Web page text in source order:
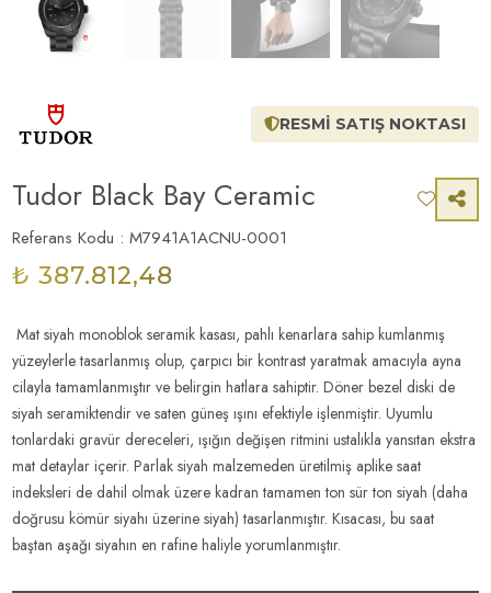
RESMİ SATIŞ NOKTASI
Tudor Black Bay Ceramic
Referans Kodu : M7941A1ACNU-0001
₺ 387.812,48
.Mat siyah monoblok seramik kasası, pahlı kenarlara sahip kumlanmış
yüzeylerle tasarlanmış olup, çarpıcı bir kontrast yaratmak amacıyla ayna
cilayla tamamlanmıştır ve belirgin hatlara sahiptir. Döner bezel diski de
siyah seramiktendir ve saten güneş ışını efektiyle işlenmiştir. Uyumlu
tonlardaki gravür dereceleri, ışığın değişen ritmini ustalıkla yansıtan ekstra
mat detaylar içerir. Parlak siyah malzemeden üretilmiş aplike saat
indeksleri de dahil olmak üzere kadran tamamen ton sür ton siyah (daha
doğrusu kömür siyahı üzerine siyah) tasarlanmıştır. Kısacası, bu saat
baştan aşağı siyahın en rafine haliyle yorumlanmıştır.